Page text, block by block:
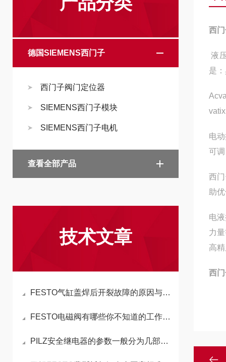
德国SIEMENS西门子
西门子阀门定位器
SIEMENS西门子模块
SIEMENS西门子电机
查看全部产品
技术文章
FESTO气缸盖焊后开裂故障的原因与检修方法
FESTO电磁阀有哪些你不知道的工作原理
PILZ安全继电器的参数一般分为几部分为重要
西
液
是
电
可
西
助
电
力
高
西